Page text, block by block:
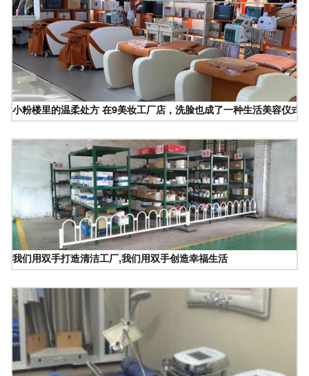
小粉楼里的温柔处方 在9美妆工厂店，洗脸也成了一种生活美容仪式
我们用双手打造清洁工厂,我们用双手创造幸福生活